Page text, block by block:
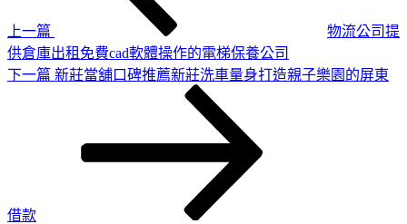
上一篇
物流公司提
供倉庫出租免費cad軟體操作的電梯保養公司
下
下一篇 新莊當舖口碑推薦新莊洗車量身打造親子樂園的屏東
借款